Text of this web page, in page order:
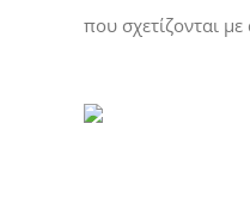
που σχετίζονται